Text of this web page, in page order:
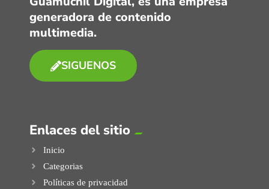
generadora de contenido
multimedia.
SIGUENOS
Enlaces del sitio
Inicio
Categorias
Políticas de privacidad